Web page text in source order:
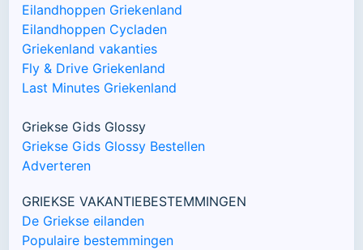
Eilandhoppen Griekenland
Eilandhoppen Cycladen
Griekenland vakanties
Fly & Drive Griekenland
Last Minutes Griekenland
Griekse Gids Glossy
Griekse Gids Glossy Bestellen
Adverteren
GRIEKSE VAKANTIEBESTEMMINGEN
De Griekse eilanden
Populaire bestemmingen